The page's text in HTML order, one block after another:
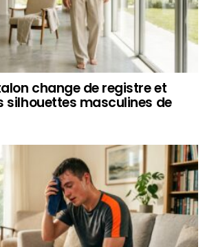
change de registre et
silhouettes masculines de